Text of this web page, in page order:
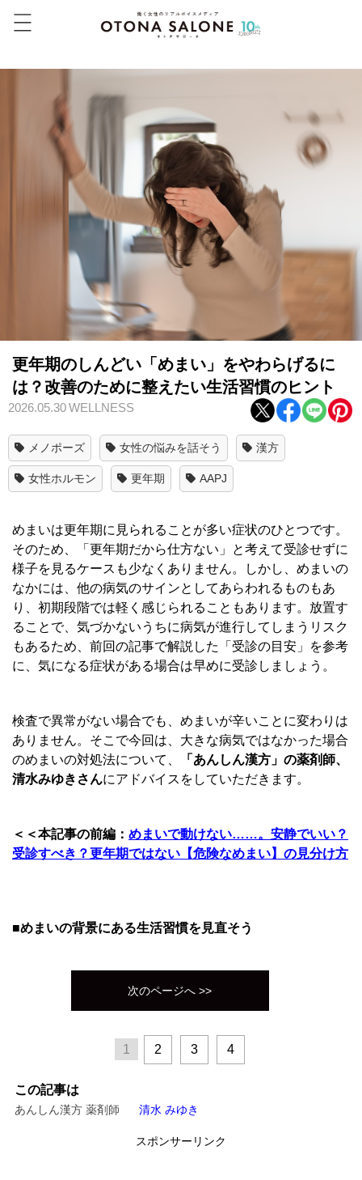
更年期のしんどい「めまい」をやわらげるに
は？改善のために整えたい生活習慣のヒント
2026.05.30WELLNESS
メノポーズ 女性の悩みを話そう 漢方
女性ホルモン 更年期 AAPJ
めまいは更年期に見られることが多い症状のひとつです。
そのため、「更年期だから仕方ない」と考えて受診せずに
様子を見るケースも少なくありません。しかし、めまいの
なかには、他の病気のサインとしてあらわれるものもあ
り、初期段階では軽く感じられることもあります。放置す
ることで、気づかないうちに病気が進行してしまうリスク
もあるため、前回の記事で解説した「受診の目安」を参考
に、気になる症状がある場合は早めに受診しましょう。
検査で異常がない場合でも、めまいが辛いことに変わりは
ありません。そこで今回は、大きな病気ではなかった場合
のめまいの対処法について、
「あんしん漢方」の薬剤師、
清水みゆきさんにアドバイスをしていただきます。
＜＜本記事の前編： めまいで動けない……。安静でいい？
受診すべき？更年期ではない【危険なめまい】の見分け方
■めまいの背景にある生活習慣を見直そう
次のページへ >>
1 2 3 4
この記事は
あんしん漢方 薬剤師 清水 みゆき
スポンサーリンク